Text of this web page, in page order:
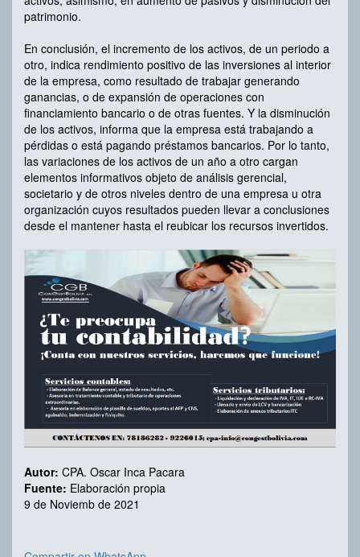
patrimonio.
En conclusión, el incremento de los activos, de un periodo a
otro, indica rendimiento positivo de las inversiones al interior
de la empresa, como resultado de trabajar generando
ganancias, o de expansión de operaciones con
financiamiento bancario o de otras fuentes. Y la disminución
de los activos, informa que la empresa está trabajando a
pérdidas o está pagando préstamos bancarios. Por lo tanto,
las variaciones de los activos de un año a otro cargan
elementos informativos objeto de análisis gerencial,
societario y de otros niveles dentro de una empresa u otra
organización cuyos resultados pueden llevar a conclusiones
desde el mantener hasta el reubicar los recursos invertidos.
Autor: CPA. Oscar Inca Pacara
Fuente: Elaboración propia
9 de Noviemb de 2021